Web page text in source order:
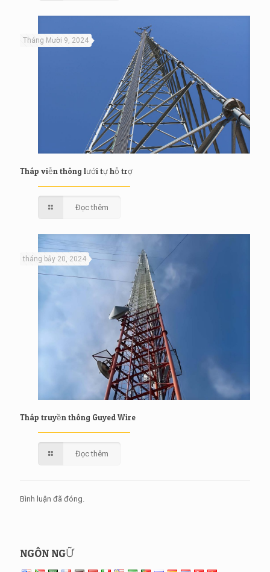
Tháng Mười 9, 2024
Tháp viễn thông lưới tự hỗ trợ
Đọc thêm
tháng bảy 20, 2024
Tháp truyền thông Guyed Wire
Đọc thêm
Bình luận đã đóng.
NGÔN NGỮ